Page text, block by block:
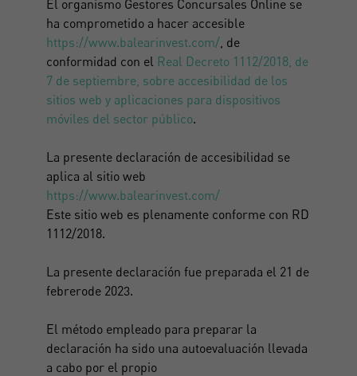
El organismo Gestores Concursales Online se
ha comprometido a hacer accesible
https://www.balearinvest.com/, de
conformidad con el Real Decreto 1112/2018, de
7 de septiembre, sobre accesibilidad de los
sitios web y aplicaciones para dispositivos
móviles del sector público.
La presente declaración de accesibilidad se
aplica al sitio web
https://www.balearinvest.com/
Este sitio web es plenamente conforme con RD
1112/2018.
La presente declaración fue preparada el 21 de
febrerode 2023.
El método empleado para preparar la
declaración ha sido una autoevaluación llevada
a cabo por el propio
Crear una cuenta
Nombre*